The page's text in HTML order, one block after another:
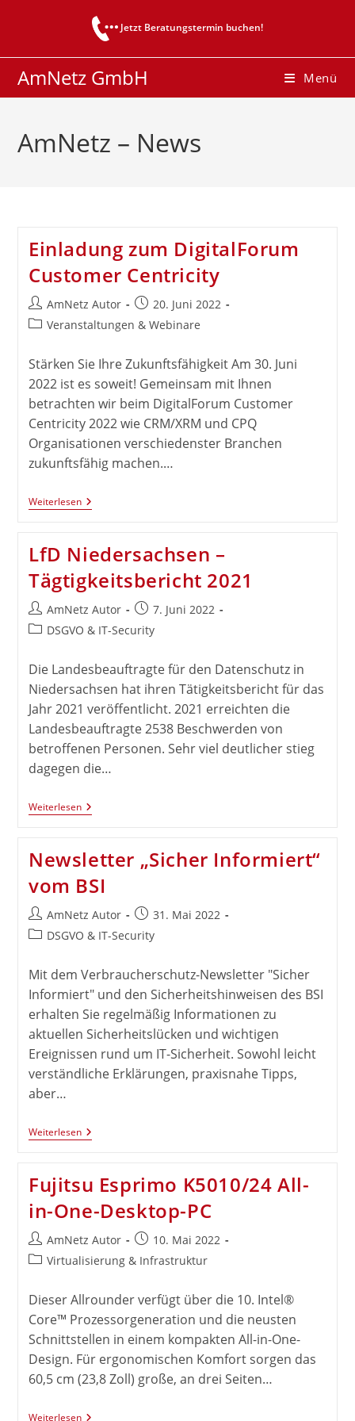
Jetzt Beratungstermin buchen!
AmNetz GmbH Menü
AmNetz – News
Einladung zum DigitalForum
Customer Centricity
Beitrags-
Autor:
AmNetz Autor
Beitrag
veröffentlicht:
20. Juni 2022
Beitrags-
Veranstaltungen & Webinare
Stärken Sie Ihre Zukunftsfähigkeit Am 30. Juni
2022 ist es soweit! Gemeinsam mit Ihnen
betrachten wir beim DigitalForum Customer
Centricity 2022 wie CRM/XRM und CPQ
Organisationen verschiedenster Branchen
zukunftsfähig machen.…
WeiterlesenEinladung
Zum
Centricity
LfD Niedersachsen –
Tägtigkeitsbericht 2021
Beitrags-
Autor:
AmNetz Autor
Beitrag
veröffentlicht:
7. Juni 2022
Beitrags-
DSGVO & IT-Security
Die Landesbeauftragte für den Datenschutz in
Niedersachsen hat ihren Tätigkeitsbericht für das
Jahr 2021 veröffentlicht. 2021 erreichten die
Landesbeauftragte 2538 Beschwerden von
betroffenen Personen. Sehr viel deutlicher stieg
dagegen die…
WeiterlesenLfD
Niedersachsen
2021
Newsletter „Sicher Informiert“
vom BSI
Beitrags-
Autor:
AmNetz Autor
Beitrag
veröffentlicht:
31. Mai 2022
Beitrags-
DSGVO & IT-Security
Mit dem Verbraucherschutz-Newsletter "Sicher
Informiert" und den Sicherheitshinweisen des BSI
erhalten Sie regelmäßig Informationen zu
aktuellen Sicherheitslücken und wichtigen
Ereignissen rund um IT-Sicherheit. Sowohl leicht
verständliche Erklärungen, praxisnahe Tipps,
aber…
WeiterlesenNewsletter
„Sicher
BSI
Fujitsu Esprimo K5010/24 All-
in-One-Desktop-PC
Beitrags-
Autor:
AmNetz Autor
Beitrag
veröffentlicht:
10. Mai 2022
Beitrags-
Virtualisierung & Infrastruktur
Dieser Allrounder verfügt über die 10. Intel®
Core™ Prozessorgeneration und die neusten
Schnittstellen in einem kompakten All-in-One-
Design. Für ergonomischen Komfort sorgen das
60,5 cm (23,8 Zoll) große, an drei Seiten…
WeiterlesenFujitsu